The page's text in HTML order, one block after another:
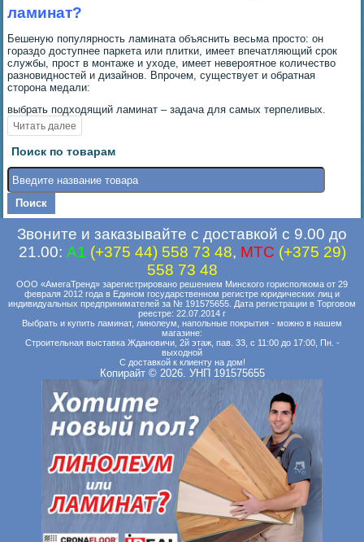
ламинат?
Бешеную популярность ламината объяснить весьма просто: он
гораздо доступнее паркета или плитки, имеет впечатляющий срок
службы, прост в монтаже и уходе, имеет невероятное количество
разновидностей и дизайнов. Впрочем, существует и обратная
сторона медали:
выбрать подходящий ламинат – задача для самых терпеливых.
Поиск по товарам
Звоните и заказывайте с доставкой с 9.00 до
21.00: A1 (+375 44) 558 73 48, MTC (+375 29)
558 73 48
ООО «АмегаТренд» зарегистрировано решением Минского горисполкома от 29
февраля 2012 года в Едином государственном регистре юридических лиц и
индивидуальных предпринимателей за № 191575655. Дата регистрации в Торговом
реестре: 22.07.2014 г
Выбрать и купить ламинат, линолеум, напольные покрытия - можно в нашем
магазине:
Строительная выставка Ждановичи, 2й этаж, пав. 33, с 11:00 до 17:00, Пн. -
выходной
С доставкой к клиенту на дом!
Копирайт © 2026. УНП 191575655